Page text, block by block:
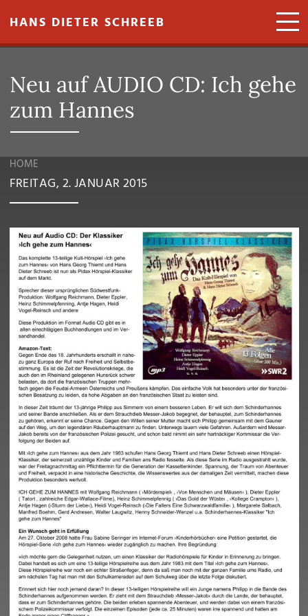
HANS DIETER SCHREEB
Neu auf AUDIO CD: Ich gehe
zum Hannes
HOME
FREITAG, 2. JANUAR 2015